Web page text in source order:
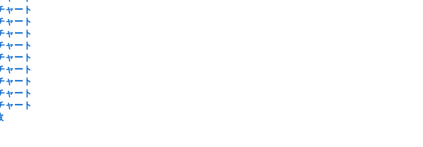
ャート
ャート
ャート
ャート
ャート
ャート
ャート
ャート
ャート